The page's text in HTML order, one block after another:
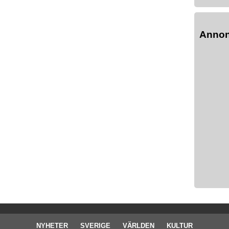
NYHETER SVERIGE VÄRLDEN KULTUR